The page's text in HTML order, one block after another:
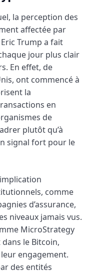
la perception des
affectée par
Trump a fait
jour plus clair
En effet, de
ont commencé à
la
en
de
plutôt qu’à
signal fort pour le
comme
d’assurance,
niveaux jamais vus.
MicroStrategy
le Bitcoin,
engagement.
des entités